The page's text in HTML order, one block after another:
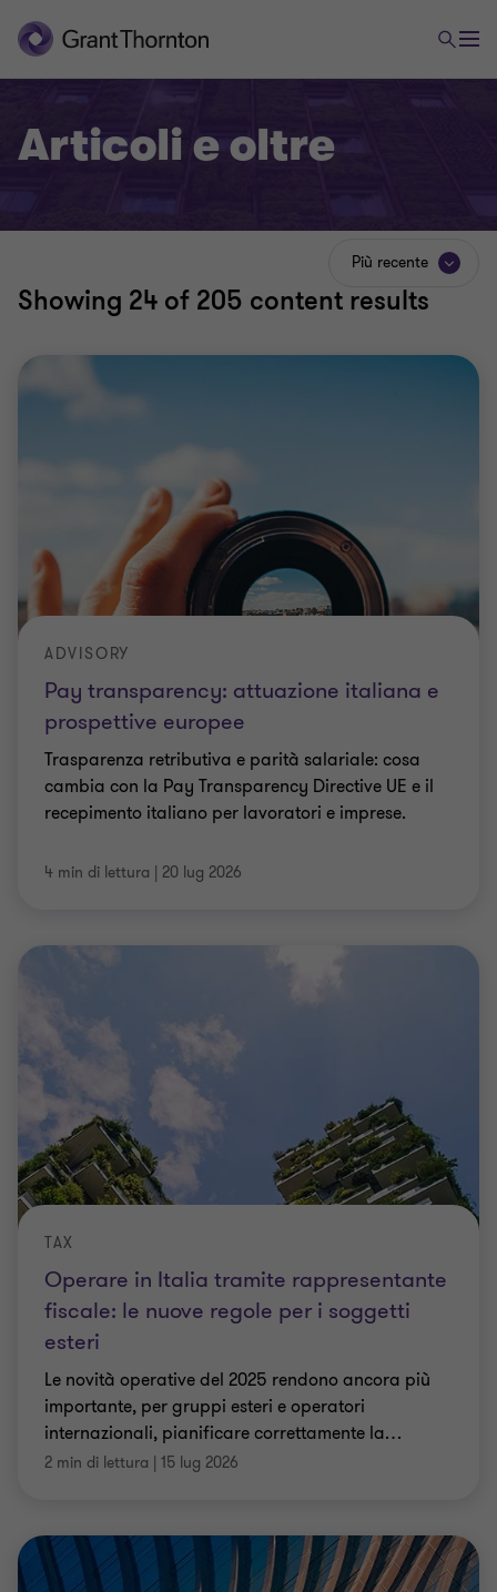
Articoli e oltre
Showing 24 of 205 content results
Più recente
Pay transparency: attuazione italiana e
prospettive europee
ADVISORY
Trasparenza retributiva e parità salariale: cosa
cambia con la Pay Transparency Directive UE e il
recepimento italiano per lavoratori e imprese.
4 min di lettura | 20 lug 2026
Operare in Italia tramite rappresentante
fiscale: le nuove regole per i soggetti
esteri
TAX
Le novità operative del 2025 rendono ancora più
importante, per gruppi esteri e operatori
internazionali, pianificare correttamente la…
2 min di lettura | 15 lug 2026